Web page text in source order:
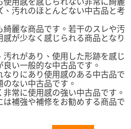
、汚れのほとんどない中古品と考
綺麗な商品です。若干のスレや汚
感が少なく感じられる商品となり
汚れがあり、使用した形跡を感じ
良い一般的な中古品です。
なりにあり使用感のある中古品で
ない中古品です。
非常に使用感の強い中古品です。
は補強や補修をお勧めする商品で